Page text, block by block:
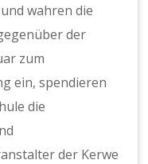
wahren die
der
zum
ein, spendieren
die
der Kerwe